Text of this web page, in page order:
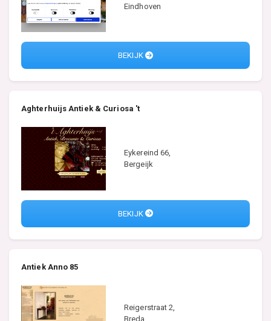
Eindhoven
BEKIJK
Aghterhuijs Antiek & Curiosa 't
Eykereind 66,
Bergeijk
BEKIJK
Antiek Anno 85
Reigerstraat 2,
Breda